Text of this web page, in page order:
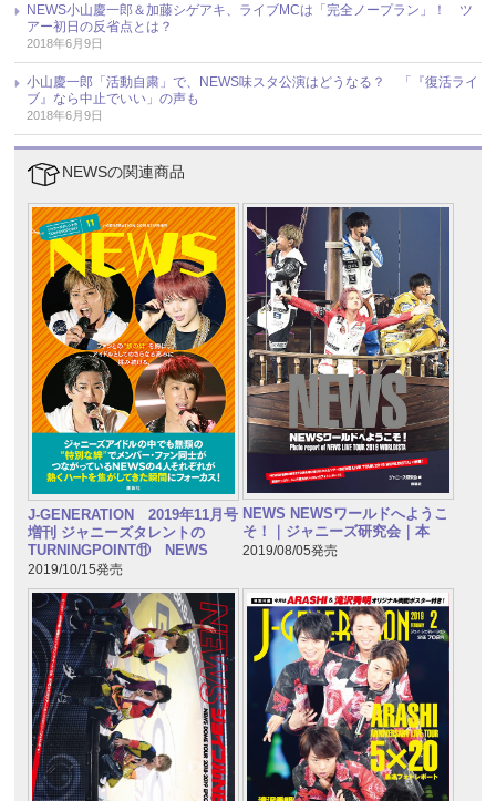
NEWS小山慶一郎＆加藤シゲアキ、ライブMCは「完全ノープラン」！ ツ
アー初日の反省点とは？
2018年6月9日
小山慶一郎「活動自粛」で、NEWS味スタ公演はどうなる？ 「『復活ライ
ブ』なら中止でいい」の声も
2018年6月9日
NEWSの関連商品
J-GENERATION 2019年11月号
増刊 ジャニーズタレントの
TURNINGPOINT⑪ NEWS
2019/10/15発売
NEWS NEWSワールドへようこ
そ！｜ジャニーズ研究会｜本
2019/08/05発売